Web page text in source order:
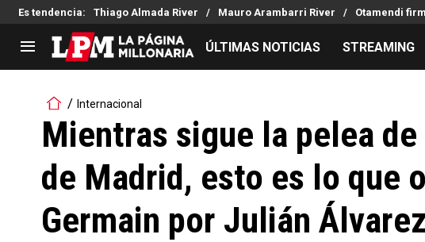
Es tendencia: Thiago Almada River Mauro Arambarri River Otamendi
LIGA PROFESIONAL
Noticias
Tabla de posiciones
Fixture
Reserva
Copa Sudamericana
Copa Argentina
Selección Argentina
Mercado de
Análisis
Juanfer
Chacho
ÚLTIMAS NOTICIAS STREAMING
Internacional
Mientras sigue la pelea
de Madrid, esto es lo que
Germain por Julián Álvarez